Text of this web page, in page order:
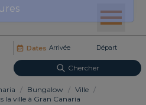
Dates
Chercher
/ Bungalow / Ville /
la ville à Gran Canaria